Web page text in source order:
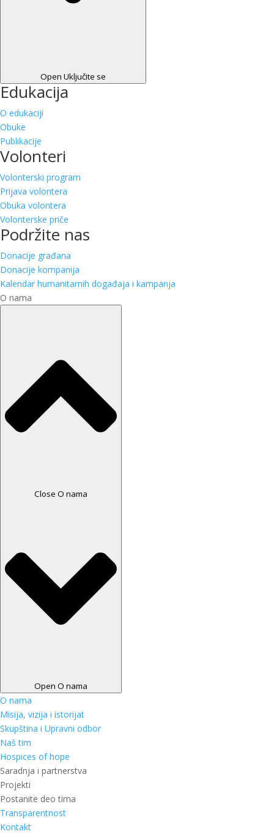
Open Uključite se
Edukacija
O edukaciji
Obuke
Publikacije
Volonteri
Volonterski program
Prijava volontera
Obuka volontera
Volonterske priče
Podržite nas
Donacije građana
Donacije kompanija
Kalendar humanitarnih događaja i kampanja
O nama
Close O nama
Open O nama
O nama
Misija, vizija i istorijat
Skupština i Upravni odbor
Naš tim
Hospices of hope
Saradnja i partnerstva
Projekti
Postanite deo tima
Transparentnost
Kontakt